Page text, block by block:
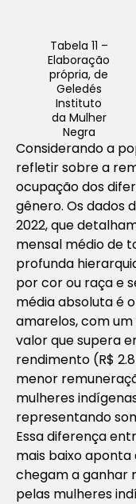
Tabela 11 –
Elaboração
própria, de
Geledés
Instituto
da Mulher
Negra
Considerando a
refletir sobre a
ocupação dos
gênero. Os dados
2022, que
mensal médio de
profunda
por cor ou raça e
média absoluta é
amarelos, com um
valor que supera
rendimento (R$
menor
mulheres
representando
Essa diferença
mais baixo
chegam a ganhar
pelas mulheres